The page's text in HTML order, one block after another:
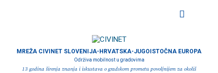
MREŽA CIVINET SLOVENIJA-HRVATSKA-JUGOISTOČNA EUROPA
Održiva mobilnost u gradovima
13 godina širenja znanja i iskustava o gradskom prometu povoljnijem za okoliš